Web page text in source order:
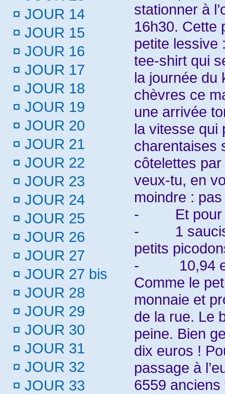
¤ JOUR 14
¤ JOUR 15
¤ JOUR 16
¤ JOUR 17
¤ JOUR 18
¤ JOUR 19
¤ JOUR 20
¤ JOUR 21
¤ JOUR 22
¤ JOUR 23
¤ JOUR 24
¤ JOUR 25
¤ JOUR 26
¤ JOUR 27
¤ JOUR 27 bis
¤ JOUR 28
¤ JOUR 29
¤ JOUR 30
¤ JOUR 31
¤ JOUR 32
¤ JOUR 33
stationner à
16h30. Cette
petite lessive
tee-shirt qui
la journée du
chèvres ce
une arrivée
la vitesse qui
charentaises
côtelettes
veux-tu, en
moindre :
-
Et
-
1
petits
-
10,94
Comme le
monnaie et
de la rue. Le
peine. Bien
dix euros !
passage à
6559